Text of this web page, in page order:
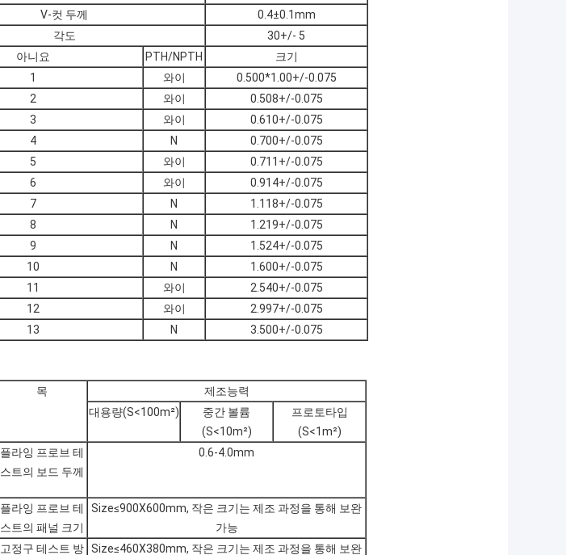
V-컷 두께
0.4±0.1mm
각도
30+/- 5
아니요 PTH/NPTH
크기
1
와이
0.500*1.00+/-0.075
2
와이
0.508+/-0.075
3
와이
0.610+/-0.075
4
N
0.700+/-0.075
5
와이
0.711+/-0.075
6
와이
0.914+/-0.075
7
N
1.118+/-0.075
8
N
1.219+/-0.075
9
N
1.524+/-0.075
10
N
1.600+/-0.075
11
와이
2.540+/-0.075
12
와이
2.997+/-0.075
13
N 3.500+/-0.075
목
제조능력
대용량(S<100m²)
중간 볼륨
(S<10m²)
프로토타입
(S<1m²)
플라잉 프로브 테
스트의 보드 두께
0.6-4.0mm
플라잉 프로브 테
스트의 패널 크기
Size≤900X600mm, 작은 크기는 제조 과정을 통해 보완
가능
고정구 테스트 방 Size≤460X380mm, 작은 크기는 제조 과정을 통해 보완